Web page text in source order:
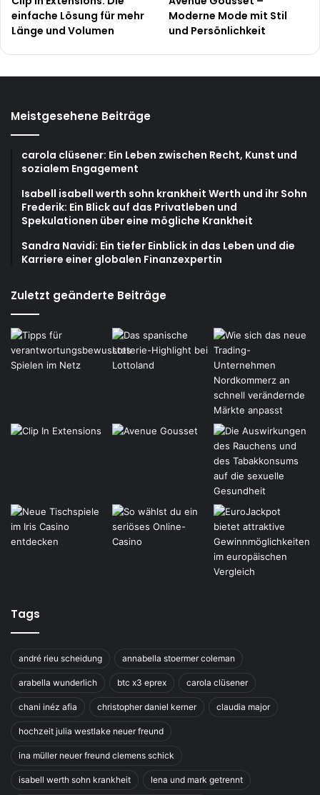
einfache Lösung für mehr
Länge und Volumen
Moderne Mode mit Stil
und Persönlichkeit
Meistgesehene Beiträge
carola clüsener: Ein Leben zwischen Recht, Kunst und
sozialem Engagement
Isabell isabell werth sohn krankheit Werth und ihr Sohn
Frederik: Ein Blick auf das Privatleben und
Spekulationen über eine mögliche Krankheit
Sandra Navidi: Ein tiefer Einblick in das Leben und die
Karriere einer globalen Finanzexpertin
Zuletzt geänderte Beiträge
Tags
andré rieu scheidung annabella stoermer coleman
arabella wunderlich btc x3 eprex carola clüsener
chani inéz afia christopher daniel kerner claudia major
hochzeit julia westlake neuer freund
ina müller neuer freund clemens schick
isabell werth sohn krankheit lena und mark getrennt